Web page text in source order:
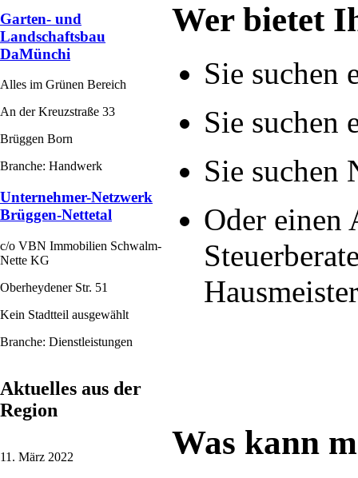
Garten- und
Landschaftsbau
DaMünchi
Alles im Grünen Bereich
An der Kreuzstraße 33
Brüggen Born
Branche: Handwerk
Unternehmer-Netzwerk
Brüggen-Nettetal
c/o VBN Immobilien Schwalm-
Nette KG
Oberheydener Str. 51
Kein Stadtteil ausgewählt
Branche: Dienstleistungen
Aktuelles aus der
Region
11. März 2022
Wer bietet
Sie suchen
Sie suchen
Sie suchen
Oder einen
Was kann